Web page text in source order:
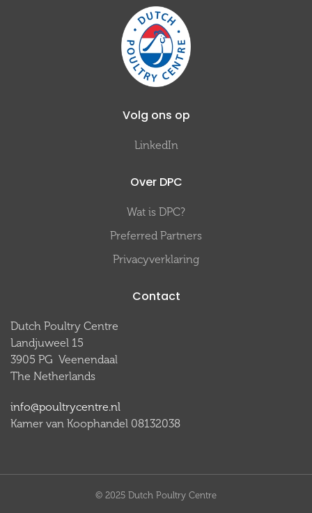
Volg ons op
LinkedIn
Over DPC
Wat is DPC?
Preferred Partners
Privacyverklaring
Contact
Dutch Poultry Centre
Landjuweel 15
3905 PG Veenendaal
The Netherlands
info@poultrycentre.nl
Kamer van Koophandel 08132038
© 2025 Dutch Poultry Centre